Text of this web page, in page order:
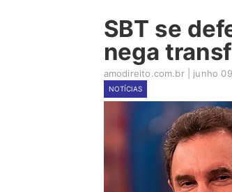
SBT se
nega
amodireito.com.br junho
NOTÍCIAS